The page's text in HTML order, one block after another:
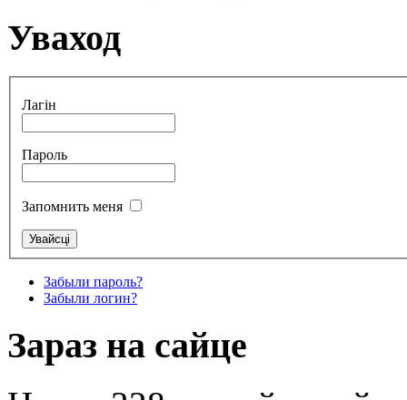
Уваход
Лагін
Пароль
Запомнить меня
Забыли пароль?
Забыли логин?
Зараз на сайце